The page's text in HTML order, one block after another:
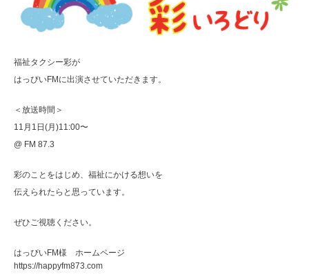
福祉タクシー彩が
はっぴいFMに出演させていただきます。
＜放送時間＞
11月1日(月)11:00〜
@ FM 87.3
彩のことをはじめ、福祉にかける想いを
伝えられたらと思っています。
ぜひご視聴ください。
はっぴいFM様 ホームページ
https://happyfm873.com